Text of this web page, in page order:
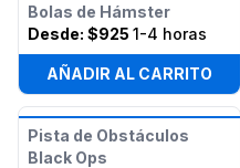
Bolas de Hámster
Desde: $925 1-4 horas
AÑADIR AL CARRITO
Pista de Obstáculos
Black Ops